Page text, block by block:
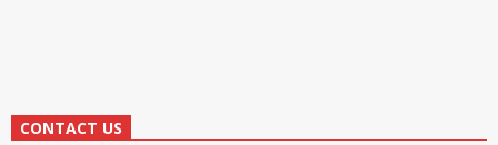
CONTACT US